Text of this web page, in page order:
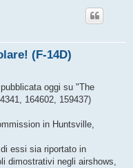
(F-14D)
oggi su "The
164602, 159437)
in Huntsville,
essi sia riportato in
dimostrativi negli airshows,